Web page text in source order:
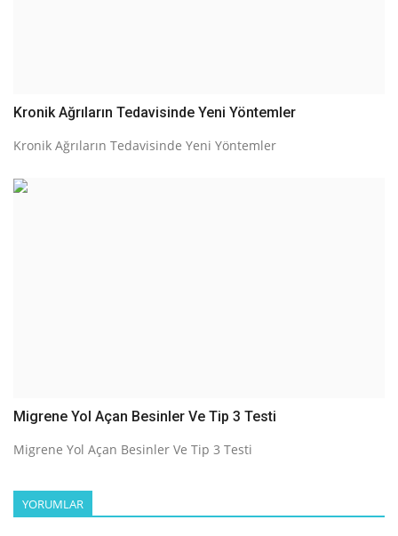
Kronik Ağrıların Tedavisinde Yeni Yöntemler
Kronik Ağrıların Tedavisinde Yeni Yöntemler
Migrene Yol Açan Besinler Ve Tip 3 Testi
Migrene Yol Açan Besinler Ve Tip 3 Testi
YORUMLAR